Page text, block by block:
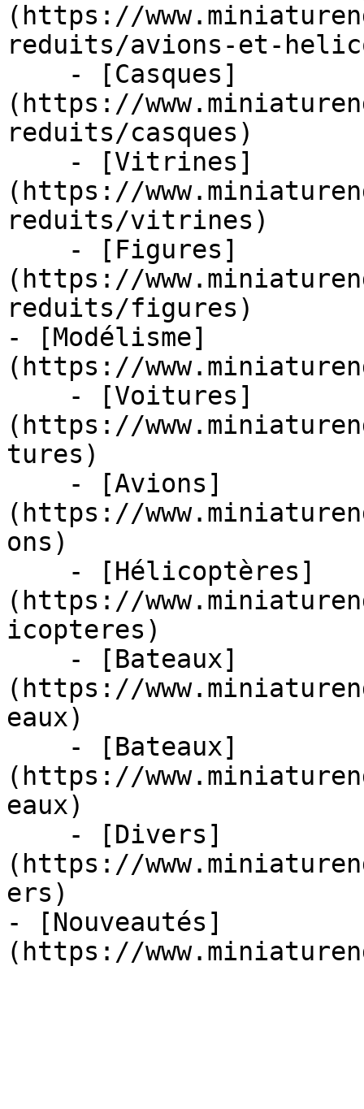
(https://
reduits/avions-et-
(https://
reduits/casques)
(https://
reduits/vitrines)
(https://
reduits/figures)
- [Modélisme]
(https://
(https://
tures)
(https://
ons)
(https://
icopteres)
(https://
eaux)
(https://
eaux)
(https://
ers)
- [Nouveautés]